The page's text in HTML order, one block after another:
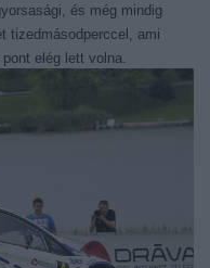
és még mindig
tizedmásodperccel, ami
elég lett volna.